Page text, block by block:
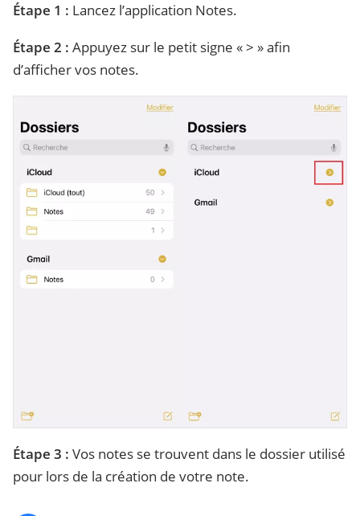
Étape 1 : Lancez l’application Notes.
Étape 2 : Appuyez sur le petit signe « > » afin
d’afficher vos notes.
Étape 3 : Vos notes se trouvent dans le dossier utilisé
pour lors de la création de votre note.